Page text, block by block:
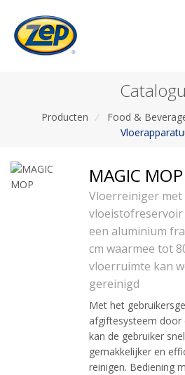
Producten / Food &
MAGIC MOP
Vloerreiniger
vloeistofreservoir
een aluminium
cm waarmee tot
vloerruimte kan
gereinigd
Met het
afgiftesysteem door
kan de gebruiker
gemakkelijker en
reinigen. Bediening